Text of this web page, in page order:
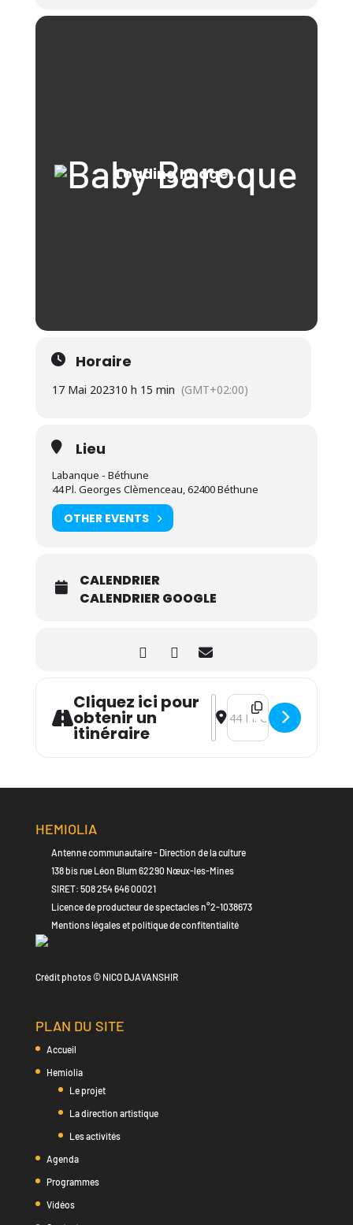
Horaire
17 Mai 202310 h 15 min (GMT+02:00)
Lieu
Labanque - Béthune
44 Pl. Georges Clèmenceau, 62400 Béthune
OTHER EVENTS
CALENDRIER
CALENDRIER GOOGLE
Cliquez ici pour
obtenir un
itinéraire
Address - Baby Baroque -
Destination Address -
HEMIOLIA
Antenne communautaire - Direction de la culture
138 bis rue Léon Blum 62290 Nœux-les-Mines
SIRET: 508 254 646 00021
Licence de producteur de spectacles n°2-1038673
Mentions légales et politique de confitentialité
Crédit photos © NICO DJAVANSHIR
PLAN DU SITE
Accueil
Hemiolia
Le projet
La direction artistique
Les activités
Agenda
Programmes
Vidéos